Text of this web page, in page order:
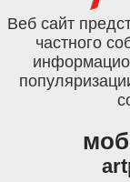
Веб сайт
частного